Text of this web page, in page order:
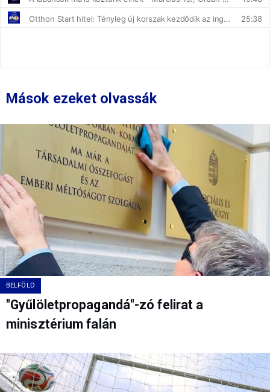
Mások ezeket olvassák
BELFÖLD
"Gyűlöletpropagandá"-zó felirat a
minisztérium falán